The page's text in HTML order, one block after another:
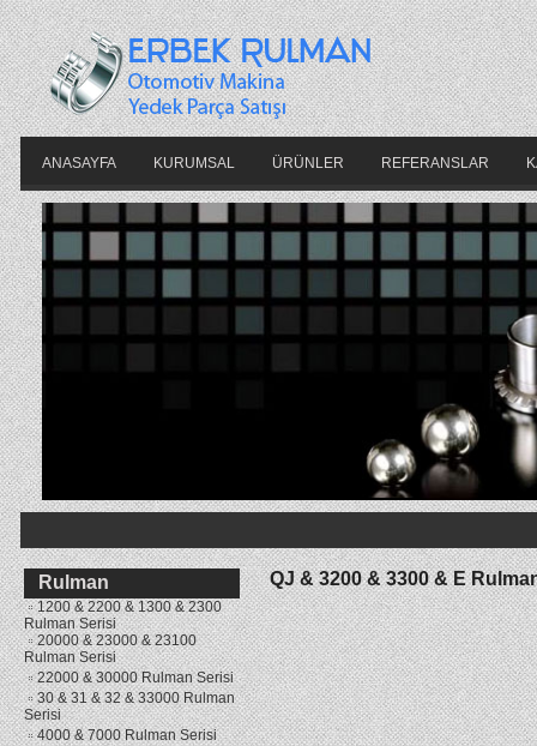
ANASAYFA KURUMSAL ÜRÜNLER REFERANSLAR
Rulman
1200 & 2200 & 1300 & 2300
Rulman Serisi
20000 & 23000 & 23100
Rulman Serisi
22000 & 30000 Rulman Serisi
30 & 31 & 32 & 33000 Rulman
Serisi
4000 & 7000 Rulman Serisi
QJ & 3200 & 3300 & E